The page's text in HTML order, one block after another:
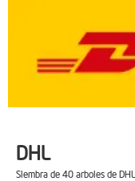
DHL
Siembra de 40 arboles de